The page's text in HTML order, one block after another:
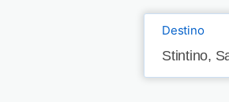
Destino